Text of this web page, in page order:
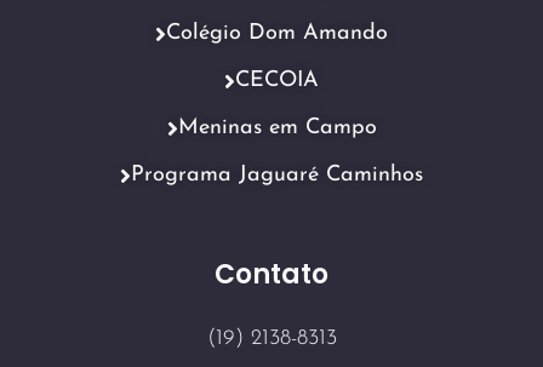
Contato
(19) 2138-8313
Colégio Dom Amando
CECOIA
Meninas em Campo
Programa Jaguaré Caminhos